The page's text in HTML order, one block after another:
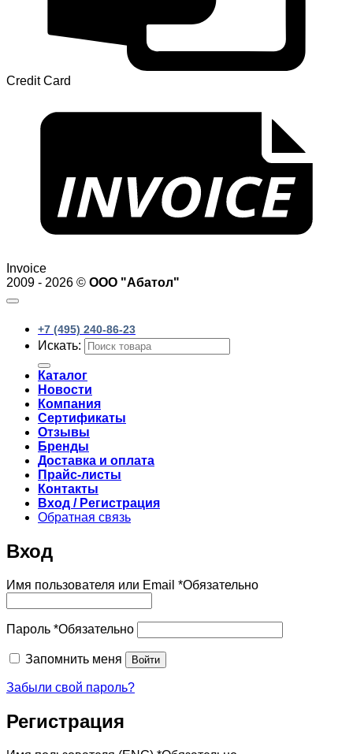
Credit Card
Invoice
2009 - 2026 © ООО "Абатол"
+7 (495) 240-86-23
Искать:
Каталог
Новости
Компания
Сертификаты
Отзывы
Бренды
Доставка и оплата
Прайс-листы
Контакты
Вход / Регистрация
Обратная связь
Вход
Имя пользователя или Email *Обязательно
Пароль *Обязательно
Запомнить меня Войти
Забыли свой пароль?
Регистрация